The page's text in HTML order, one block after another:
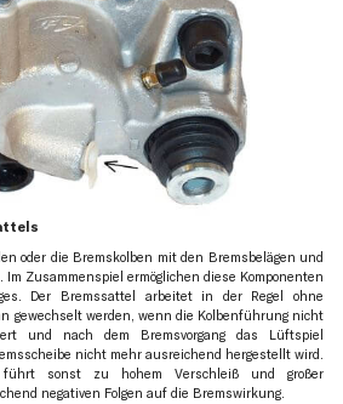
oder die Bremskolben mit den Bremsbelägen und
Zusammenspiel ermöglichen diese Komponenten
Der Bremssattel arbeitet in der Regel ohne
gewechselt werden, wenn die Kolbenführung nicht
und nach dem Bremsvorgang das Lüftspiel
nicht mehr ausreichend hergestellt wird.
führt sonst zu hohem Verschleiß und großer
negativen Folgen auf die Bremswirkung.